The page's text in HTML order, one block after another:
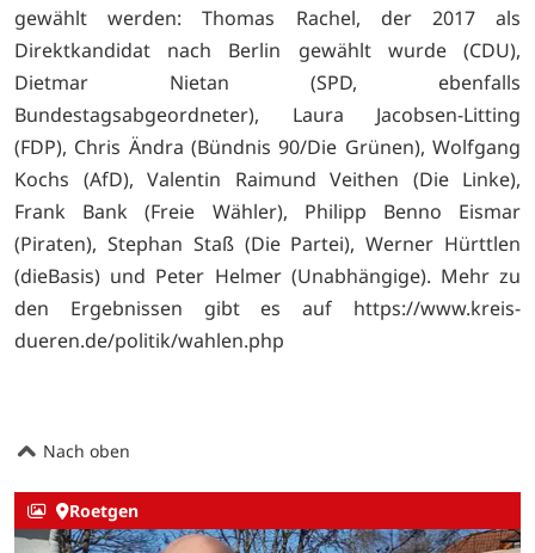
gewählt werden: Thomas Rachel, der 2017 als
Direktkandidat nach Berlin gewählt wurde (CDU),
Dietmar Nietan (SPD, ebenfalls
Bundestagsabgeordneter), Laura Jacobsen-Litting
(FDP), Chris Ändra (Bündnis 90/Die Grünen), Wolfgang
Kochs (AfD), Valentin Raimund Veithen (Die Linke),
Frank Bank (Freie Wähler), Philipp Benno Eismar
(Piraten), Stephan Staß (Die Partei), Werner Hürttlen
(dieBasis) und Peter Helmer (Unabhängige). Mehr zu
den Ergebnissen gibt es auf https://www.kreis-
dueren.de/politik/wahlen.php
Nach oben
Roetgen